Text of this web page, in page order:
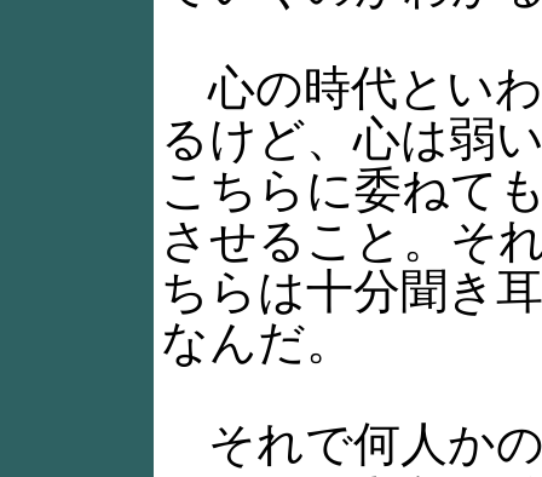
心の時代とい
るけど、心は弱
こちらに委ねて
させること。そ
ちらは十分聞き
なんだ。
それで何人か